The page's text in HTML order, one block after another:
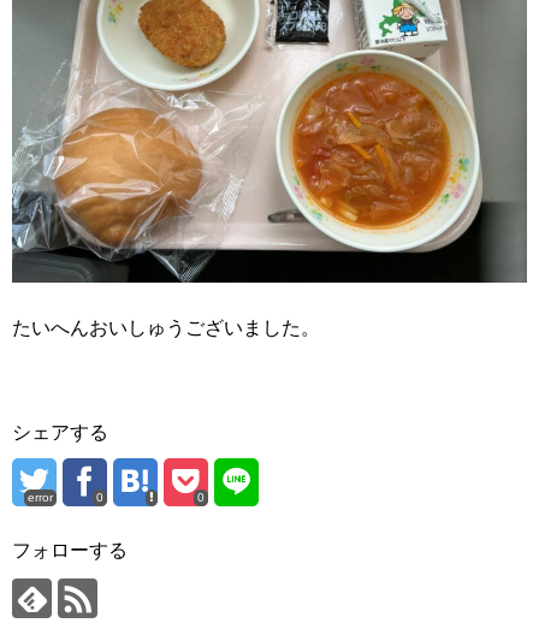
たいへんおいしゅうございました。
シェアする
error 0 0
フォローする